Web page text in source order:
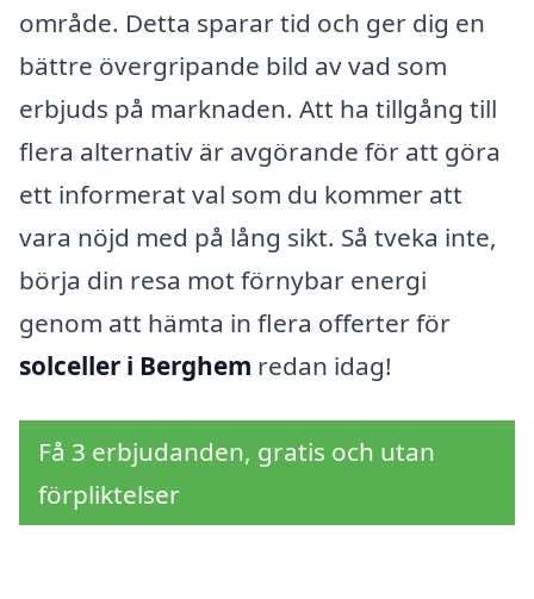
område. Detta sparar tid och ger dig en
bättre övergripande bild av vad som
erbjuds på marknaden. Att ha tillgång till
flera alternativ är avgörande för att göra
ett informerat val som du kommer att
vara nöjd med på lång sikt. Så tveka inte,
börja din resa mot förnybar energi
genom att hämta in flera offerter för
solceller i Berghem redan idag!
Få 3 erbjudanden, gratis och utan
förpliktelser